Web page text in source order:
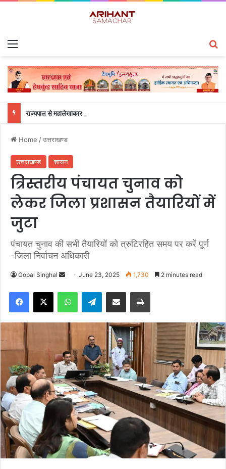
राज्यपाल से महालेखाकार, लेखापरीक्षा उत्तराखंड संजीव कुमार ने की शिष्टाचार भेंट
Home /उत्तराखण्ड
उत्तराखण्ड शासन
त्रिस्तरीय पंचायत चुनाव को
लेकर जिला प्रशासन तैयारियों में
जुटा
पंचायत चुनाव की सभी तैयारियों को त्रुटिरहित समय पर करें पूर्ण
-जिला निर्वाचन अधिकारी
Gopal Singhal
n
d
a
e
m
a
i
l
June 23, 2025 1,730 2 minutes read
Telegram